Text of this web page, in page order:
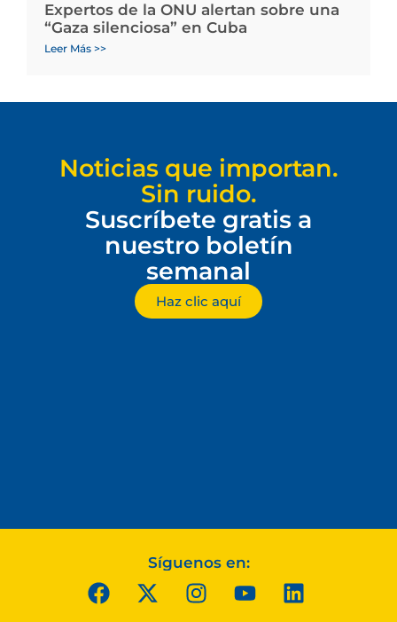
Expertos de la ONU alertan sobre una
“Gaza silenciosa” en Cuba
Leer Más >>
Noticias que importan.
Sin ruido.
Suscríbete gratis a
nuestro boletín
semanal
Haz clic aquí
Síguenos en: